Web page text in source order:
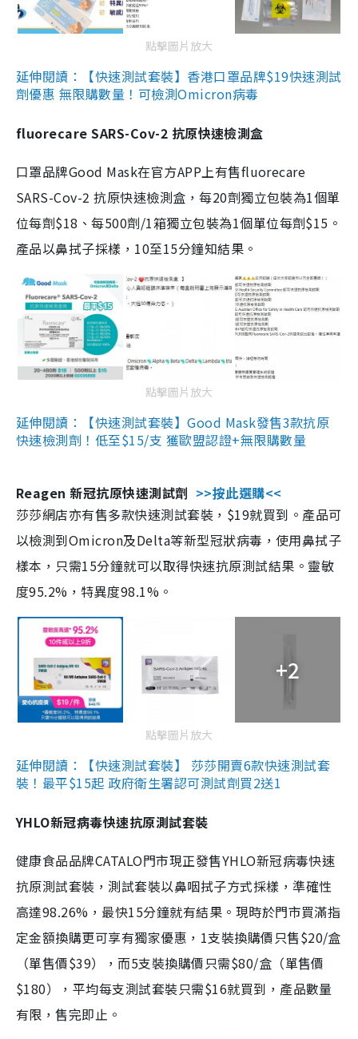
點擊圖片放大
延伸閱讀：【快速測試套裝】香港口罩品牌$19快速測試
劑優惠 無限購數量！可檢測Omicron病毒
fluorecare SARS-Cov-2 抗原快速檢測盒
口罩品牌Good Mask在官方APP上有售fluorecare
SARS-Cov-2 抗原快速檢測盒，每20劑獨立包裝為1個單
位每劑$18、每500劑/1箱獨立包裝為1個單位每劑$15。
產品以鼻拭子採樣，10至15分鐘知結果。
點擊圖片放大
延伸閱讀：【快速測試套裝】Good Mask發售3款抗原
快速檢測劑！低至$15/支 獲歐盟認證+無限購數量
Reagen 新冠抗原快速測試劑 >>按此選購<<
莎莎網店亦有售多款快速測試套裝，$19就買到。產品可
以檢測到Omicron及Delta等新型冠狀病毒，使用鼻拭子
樣本，只需15分鐘就可以取得快速抗原測試結果。靈敏
度95.2%，特異度98.1%。
+2
點擊圖片放大
延伸閱讀：【快速測試套裝】 莎莎開賣6款快速測試套
裝！最平$15起 政府衛生署認可測試劑買2送1
YHLO新冠病毒快速抗原測試套裝
健康食品品牌CATALO門市現正發售YHLO新冠病毒快速
抗原測試套裝，測試套裝以鼻咽拭子方式採樣，準確性
高達98.26%，最快15分鐘就有結果。現時於門市買滿指
定金額換購更可享有獨家優惠，1支裝換購價只售$20/盒
（單售價$39），而5支裝換購價只需$80/盒（單售價
$180），平均每支測試套裝只需$16就買到，產品數量
有限，售完即止。